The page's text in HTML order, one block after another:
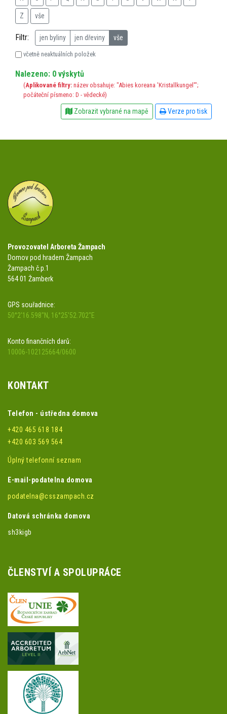
Z vše
Filtr: jen byliny jen dřeviny vše
včetně neaktuálních položek
Nalezeno: 0 výskytů
(Aplikované filtry: název obsahuje: "Abies koreana 'Kristallkungel'";
počáteční písmeno: D - vědecké)
Zobrazit vybrané na mapě Verze pro tisk
Provozovatel Arboreta Žampach
Domov pod hradem Žampach
Žampach č.p.1
564 01 Žamberk
GPS souřadnice:
50°2'16.598"N, 16°25'52.702"E
Konto finančních darů:
10006-102125664/0600
KONTAKT
Telefon - ústředna domova
+420 465 618 184
+420 603 569 564
Úplný telefonní seznam
E-mail-podatelna domova
podatelna@csszampach.cz
Datová schránka domova
sh3kigb
ČLENSTVÍ A SPOLUPRÁCE